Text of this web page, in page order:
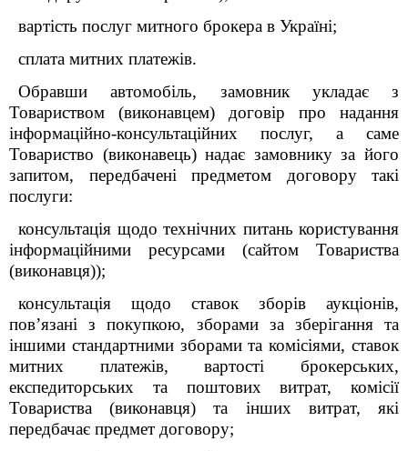
вартість послуг митного брокера в Україні;
сплата митних платежів.
Обравши автомобіль, замовник укладає з
Товариством (виконавцем) договір про надання
інформаційно-консультаційних послуг, а саме
Товариство (виконавець) надає замовнику за його
запитом, передбачені предметом договору такі
послуги:
консультація щодо технічних питань користування
інформаційними ресурсами (сайтом Товариства
(виконавця));
консультація щодо ставок зборів аукціонів,
пов’язані з покупкою, зборами за зберігання та
іншими стандартними зборами та комісіями, ставок
митних платежів, вартості брокерських,
експедиторських та поштових витрат, комісії
Товариства (виконавця) та інших витрат, які
передбачає предмет договору;